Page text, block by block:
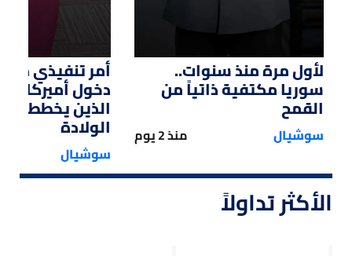
لأول مرة منذ سنوات..
سوريا مكتفية ذاتياً من
القمح
سوشيال منذ 2 يوم
أمر تنفيذي من
دخول أميركا
الذين يخططون
الولادة
سوشيال
الأكثر تداولاً